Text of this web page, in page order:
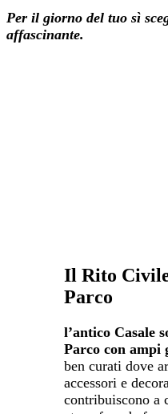
Per il giorno del tuo sì
affascinante.
Il Rito
Parco
l’antico Casale
Parco con ampi
ben curati dove
accessori e
contribuiscono a